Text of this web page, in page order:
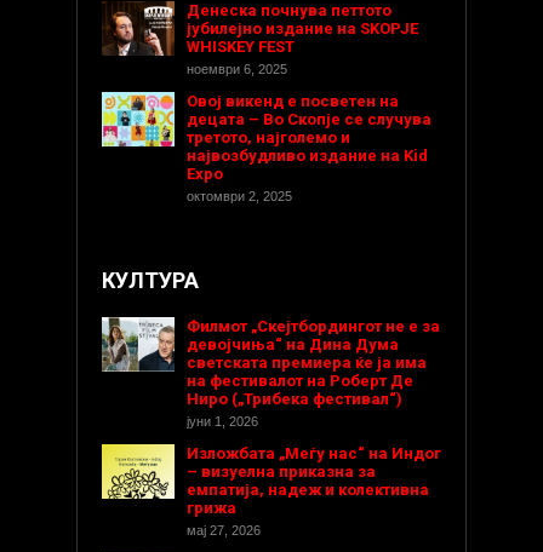
Денеска почнува петтото
јубилејно издание на SKOPJE
WHISKEY FEST
ноември 6, 2025
Овој викенд е посветен на
децата – Во Скопје се случува
третото, најголемо и
највозбудливо издание на Kid
Expo
октомври 2, 2025
КУЛТУРА
Филмот „Скејтбордингот не е за
девојчиња“ на Дина Дума
светската премиера ќе ја има
на фестивалот на Роберт Де
Ниро („Трибека фестивал“)
јуни 1, 2026
Изложбата „Меѓу нас“ на Индог
– визуелна приказна за
емпатија, надеж и колективна
грижа
мај 27, 2026